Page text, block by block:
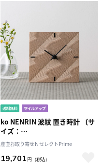
ko NENRIN 波紋 置き時計 〔サ
イズ：
W124×H124×D38mm、単三
電池1本〕［北海道・離島 配送
不可］
産直お取り寄せＮセレクトPrime
19,701 円 （税込）